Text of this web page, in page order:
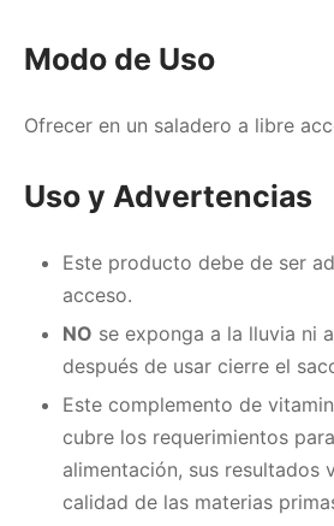
Modo de Uso
Ofrecer en un saladero a libre
Uso y Advertencias
Este producto debe de ser
acceso.
NO se exponga a la lluvia ni
después de usar cierre el
Este complemento de
cubre los requerimientos
alimentación, sus resultados
calidad de las materias